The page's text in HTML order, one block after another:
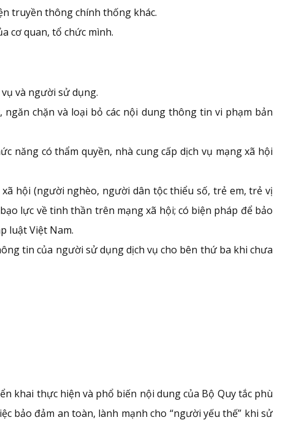
truyền thông chính thống khác.
cơ quan, tổ chức mình.
và người sử dụng.
chặn và loại bỏ các nội dung thông tin vi phạm bản
năng có thẩm quyền, nhà cung cấp dịch vụ mạng xã hội
hội (người nghèo, người dân tộc thiểu số, trẻ em, trẻ vị
lực về tinh thần trên mạng xã hội; có biện pháp để bảo
luật Việt Nam.
tin của người sử dụng dịch vụ cho bên thứ ba khi chưa
khai thực hiện và phổ biến nội dung của Bộ Quy tắc phù
bảo đảm an toàn, lành mạnh cho “người yếu thế” khi sử